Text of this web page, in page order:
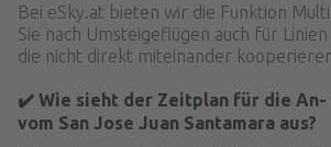
Bei eSky.at bieten wir die Funktion
Sie nach Umsteigeflügen auch für Linien
die nicht direkt miteinander
✔️ Wie sieht der Zeitplan für die An-
vom San Jose Juan Santamara aus?